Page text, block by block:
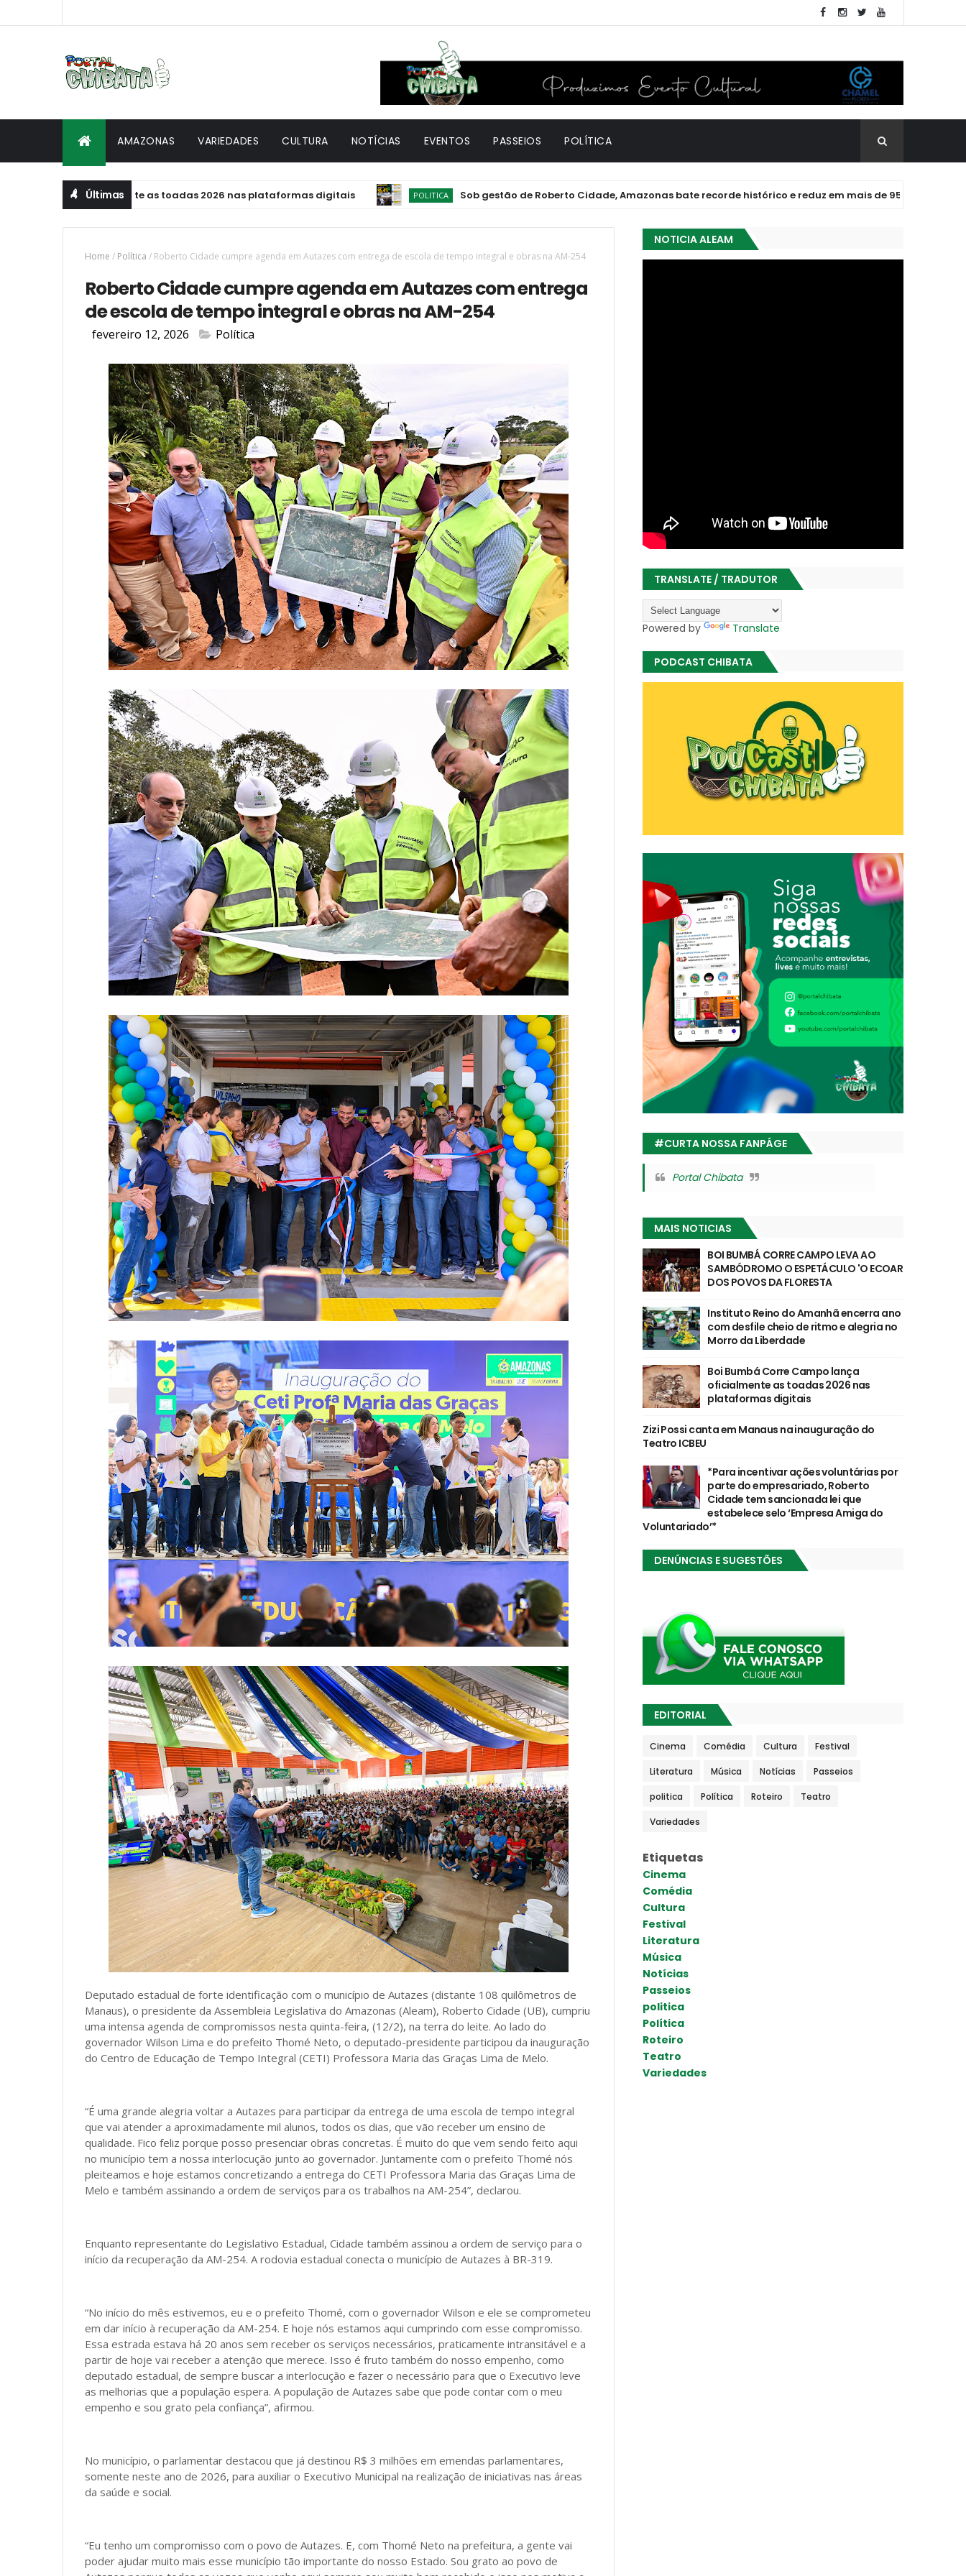
AMAZONAS VARIEDADES CULTURA NOTÍCIAS EVENTOS PASSEIOS POLÍTICA
Últimas
oficialmente as toadas 2026 nas plataformas digitais POLITICA Sob gestão de Roberto Cidade, Amazonas bate recorde histórico e reduz em mais de 95% o roubo de veículos
Home / Política / Roberto Cidade cumpre agenda em Autazes com entrega de escola de tempo integral e obras na AM-254
Roberto Cidade cumpre agenda em Autazes com entrega
de escola de tempo integral e obras na AM-254
fevereiro 12, 2026 Política
Deputado estadual de forte identificação com o município de Autazes (distante 108 quilômetros de
Manaus), o presidente da Assembleia Legislativa do Amazonas (Aleam), Roberto Cidade (UB), cumpriu
uma intensa agenda de compromissos nesta quinta-feira, (12/2), na terra do leite. Ao lado do
governador Wilson Lima e do prefeito Thomé Neto, o deputado-presidente participou da inauguração
do Centro de Educação de Tempo Integral (CETI) Professora Maria das Graças Lima de Melo.
“É uma grande alegria voltar a Autazes para participar da entrega de uma escola de tempo integral
que vai atender a aproximadamente mil alunos, todos os dias, que vão receber um ensino de
qualidade. Fico feliz porque posso presenciar obras concretas. É muito do que vem sendo feito aqui
no município tem a nossa interlocução junto ao governador. Juntamente com o prefeito Thomé nós
pleiteamos e hoje estamos concretizando a entrega do CETI Professora Maria das Graças Lima de
Melo e também assinando a ordem de serviços para os trabalhos na AM-254”, declarou.
Enquanto representante do Legislativo Estadual, Cidade também assinou a ordem de serviço para o
início da recuperação da AM-254. A rodovia estadual conecta o município de Autazes à BR-319.
“No início do mês estivemos, eu e o prefeito Thomé, com o governador Wilson e ele se comprometeu
em dar início à recuperação da AM-254. E hoje nós estamos aqui cumprindo com esse compromisso.
Essa estrada estava há 20 anos sem receber os serviços necessários, praticamente intransitável e a
partir de hoje vai receber a atenção que merece. Isso é fruto também do nosso empenho, como
deputado estadual, de sempre buscar a interlocução e fazer o necessário para que o Executivo leve
as melhorias que a população espera. A população de Autazes sabe que pode contar com o meu
empenho e sou grato pela confiança”, afirmou.
No município, o parlamentar destacou que já destinou R$ 3 milhões em emendas parlamentares,
somente neste ano de 2026, para auxiliar o Executivo Municipal na realização de iniciativas nas áreas
da saúde e social.
“Eu tenho um compromisso com o povo de Autazes. E, com Thomé Neto na prefeitura, a gente vai
poder ajudar muito mais esse município tão importante do nosso Estado. Sou grato ao povo de
NOTICIA ALEAM
TRANSLATE / TRADUTOR
Powered by Translate
PODCAST CHIBATA
#CURTA NOSSA FANPÁGE
Portal Chibata
MAIS NOTICIAS
BOI BUMBÁ CORRE CAMPO LEVA AO
SAMBÓDROMO O ESPETÁCULO 'O ECOAR
DOS POVOS DA FLORESTA
Instituto Reino do Amanhã encerra ano
com desfile cheio de ritmo e alegria no
Morro da Liberdade
Boi Bumbá Corre Campo lança
oficialmente as toadas 2026 nas
plataformas digitais
Zizi Possi canta em Manaus na inauguração do
Teatro ICBEU
*Para incentivar ações voluntárias por
parte do empresariado, Roberto
Cidade tem sancionada lei que
estabelece selo ‘Empresa Amiga do
Voluntariado’*
DENÚNCIAS E SUGESTÕES
EDITORIAL
Cinema Comédia Cultura Festival
Literatura Música Notícias Passeios
politica Política Roteiro Teatro
Variedades
Etiquetas
Cinema
Comédia
Cultura
Festival
Literatura
Música
Notícias
Passeios
politica
Política
Roteiro
Teatro
Variedades